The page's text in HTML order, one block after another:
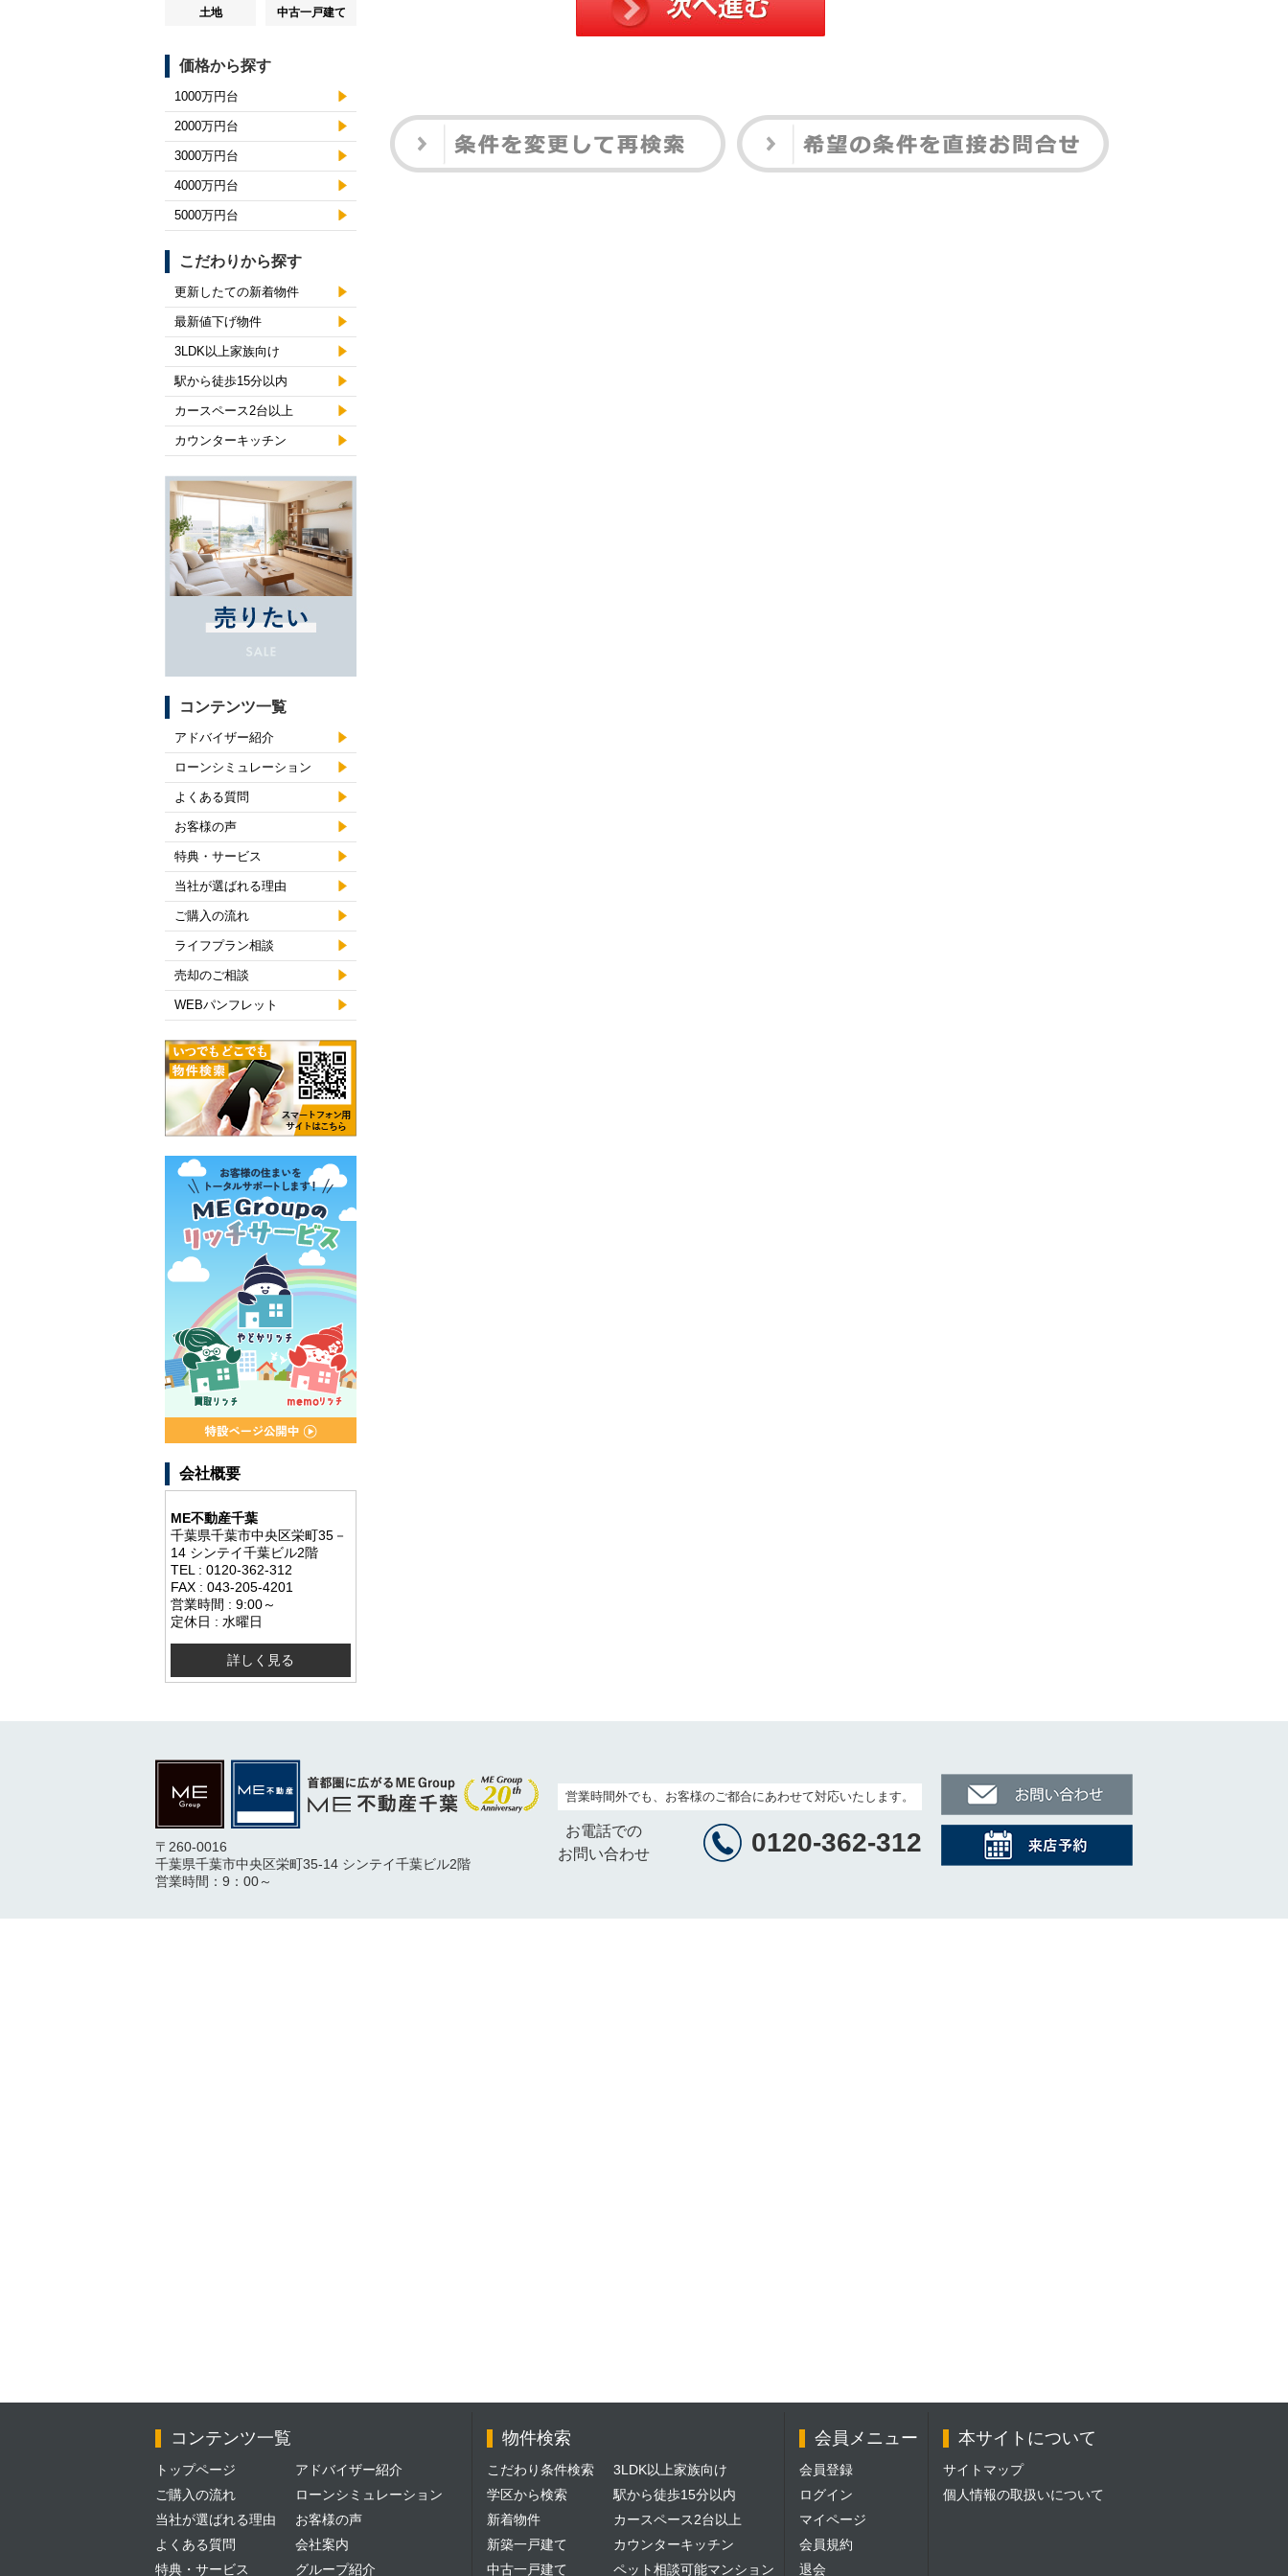
土地 中古一戸建て
価格から探す
1000万円台
2000万円台
3000万円台
4000万円台
5000万円台
こだわりから探す
更新したての新着物件
最新値下げ物件
3LDK以上家族向け
駅から徒歩15分以内
カースペース2台以上
カウンターキッチン
コンテンツ一覧
アドバイザー紹介
ローンシミュレーション
よくある質問
お客様の声
特典・サービス
当社が選ばれる理由
ご購入の流れ
ライフプラン相談
売却のご相談
WEBパンフレット
会社概要
ME不動産千葉
千葉県千葉市中央区栄町35－
14 シンテイ千葉ビル2階
TEL : 0120-362-312
FAX : 043-205-4201
営業時間 : 9:00～
定休日 : 水曜日
詳しく見る
〒260-0016
千葉県千葉市中央区栄町35-14 シンテイ千葉ビル2階
営業時間：9：00～
営業時間外でも、お客様のご都合にあわせて対応いたします。
お電話での
お問い合わせ
0120-362-312
コンテンツ一覧
トップページ
ご購入の流れ
当社が選ばれる理由
よくある質問
特典・サービス
アドバイザー紹介
ローンシミュレーション
お客様の声
会社案内
グループ紹介
物件検索
こだわり条件検索
学区から検索
新着物件
新築一戸建て
中古一戸建て
3LDK以上家族向け
駅から徒歩15分以内
カースペース2台以上
カウンターキッチン
ペット相談可能マンション
会員メニュー
会員登録
ログイン
マイページ
会員規約
退会
本サイトについて
サイトマップ
個人情報の取扱いについて